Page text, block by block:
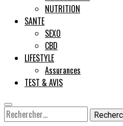
NUTRITION
SANTE
SEXO
CBD
LIFESTYLE
Assurances
TEST & AVIS
Rechercher :